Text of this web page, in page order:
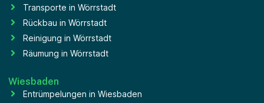
Transporte in Wörrstadt
Rückbau in Wörrstadt
Reinigung in Wörrstadt
Räumung in Wörrstadt
Wiesbaden
Entrümpelungen in Wiesbaden